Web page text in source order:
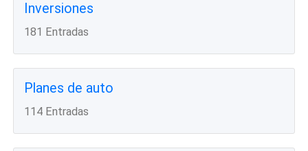
Inversiones
181 Entradas
Planes de auto
114 Entradas